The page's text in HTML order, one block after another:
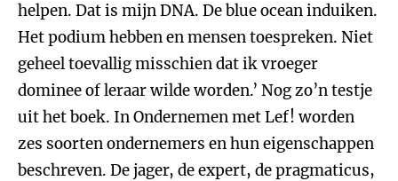
helpen. Dat is mijn DNA. De blue ocean induiken.
Het podium hebben en mensen toespreken. Niet
geheel toevallig misschien dat ik vroeger
dominee of leraar wilde worden.’ Nog zo’n testje
uit het boek. In Ondernemen met Lef! worden
zes soorten ondernemers en hun eigenschappen
beschreven. De jager, de expert, de pragmaticus,